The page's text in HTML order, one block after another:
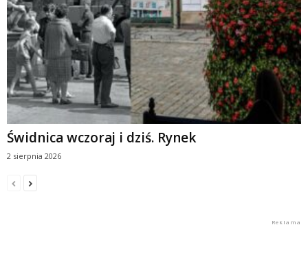
Świdnica wczoraj i dziś. Rynek
2 sierpnia 2026